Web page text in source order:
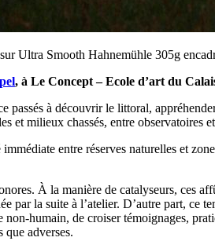
Ultra Smooth Hahnemühle 305g
, à Le Concept – Ecole d’art du
à découvrir le littoral,
et milieux chassés, entre observatoires
entre réserves naturelles et
À la manière de catalyseurs, ces
la suite à l’atelier. D’autre part, ce
humain, de croiser témoignages,
que adverses.